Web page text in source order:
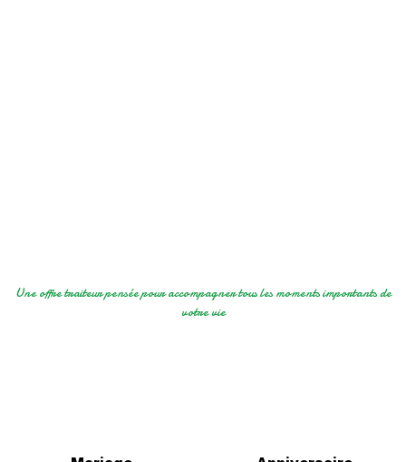
Une offre traiteur pensée pour accompagner tous les moments importants de
votre vie